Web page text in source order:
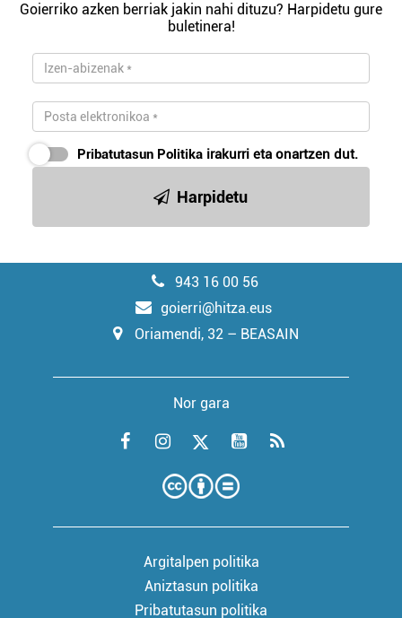
Goierriko azken berriak jakin nahi dituzu? Harpidetu gure
buletinera!
Pribatutasun Politika irakurri eta onartzen dut.
Harpidetu
943 16 00 56
goierri@hitza.eus
Oriamendi, 32 – BEASAIN
Nor gara
Argitalpen politika
Aniztasun politika
Pribatutasun politika